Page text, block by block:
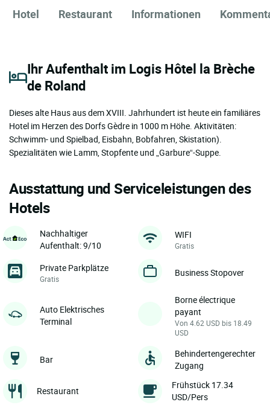
Hotel Restaurant Informationen
Ihr Aufenthalt im Logis Hôtel la Brèche
de Roland
Dieses alte Haus aus dem XVIII. Jahrhundert ist heute ein familiäres
Hotel im Herzen des Dorfs Gèdre in 1000 m Höhe. Aktivitäten:
Schwimm- und Spielbad, Eisbahn, Bobfahren, Skistation).
Spezialitäten wie Lamm, Stopfente und „Garbure“-Suppe.
Ausstattung und Serviceleistungen des
Hotels
Nachhaltiger
Aufenthalt: 9/10
WIFI
Gratis
Private Parkplätze
Gratis
Business Stopover
Auto Elektrisches
Terminal
Borne électrique
payant
Von 4.62 USD bis 18.49
USD
Bar
Behindertengerechter
Zugang
Restaurant
Frühstück 17.34
USD/Pers